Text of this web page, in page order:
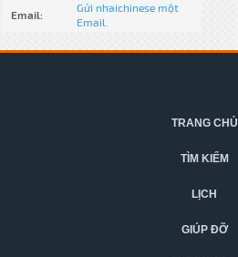
Email:
Gửi nhaichinese một
Email.
TRANG CHỦ
TÌM KIẾM
LỊCH
GIÚP ĐỠ